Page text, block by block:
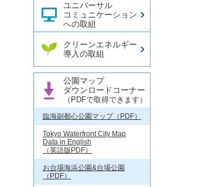
ユニバーサル
コミュニケーション
への取組
クリーンエネルギー
導入の取組
公園マップ
ダウンロードコーナー
（PDFで取得できます）
臨海副都心公園マップ（PDF）
Tokyo Waterfront City Map
Data in English
（英語版PDF）
お台場海浜公園&台場公園
（PDF）